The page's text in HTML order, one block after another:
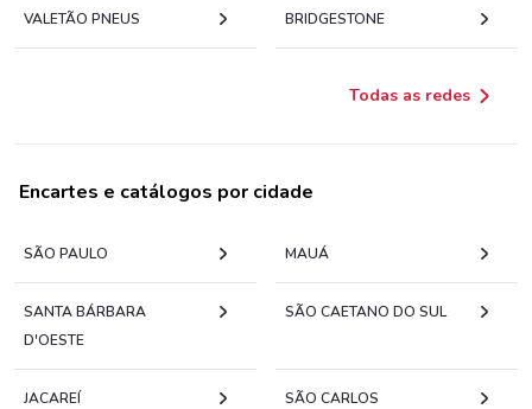
VALETÃO PNEUS BRIDGESTONE
Todas as redes
Encartes e catálogos por cidade
SÃO PAULO MAUÁ
SANTA BÁRBARA
D'OESTE
SÃO CAETANO DO SUL
JACAREÍ SÃO CARLOS